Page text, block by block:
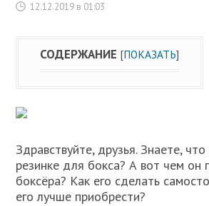
12.12.2019 в 01:03
СОДЕРЖАНИЕ [ПОКАЗАТЬ]
Здравствуйте, друзья. Знаете,
резинке для бокса? А вот чем он
боксёра? Как его сделать
его лучше приобрести?